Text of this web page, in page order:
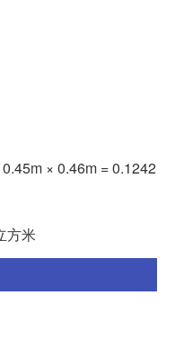
× 0.46m = 0.1242
方米